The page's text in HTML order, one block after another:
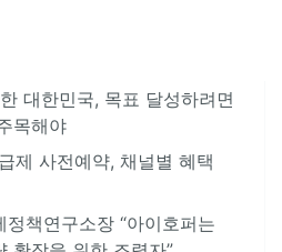
대한민국, 목표 달성하려면
목해야
제 사전예약, 채널별 혜택
책연구소장 “아이호퍼는